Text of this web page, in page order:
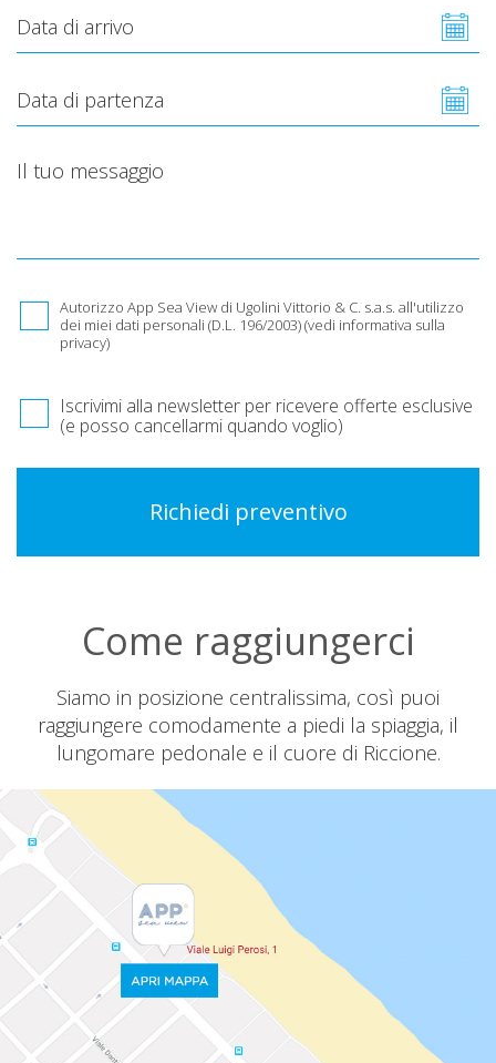
Autorizzo App Sea View di Ugolini Vittorio & C. s.a.s. all'utilizzo
dei miei dati personali (D.L. 196/2003)(vedi informativa sulla
privacy)
Iscrivimi alla newsletter per ricevere offerte esclusive
(e posso cancellarmi quando voglio)
Come raggiungerci
Siamo in posizione centralissima, così puoi
raggiungere comodamente a piedi la spiaggia, il
lungomare pedonale e il cuore di Riccione.